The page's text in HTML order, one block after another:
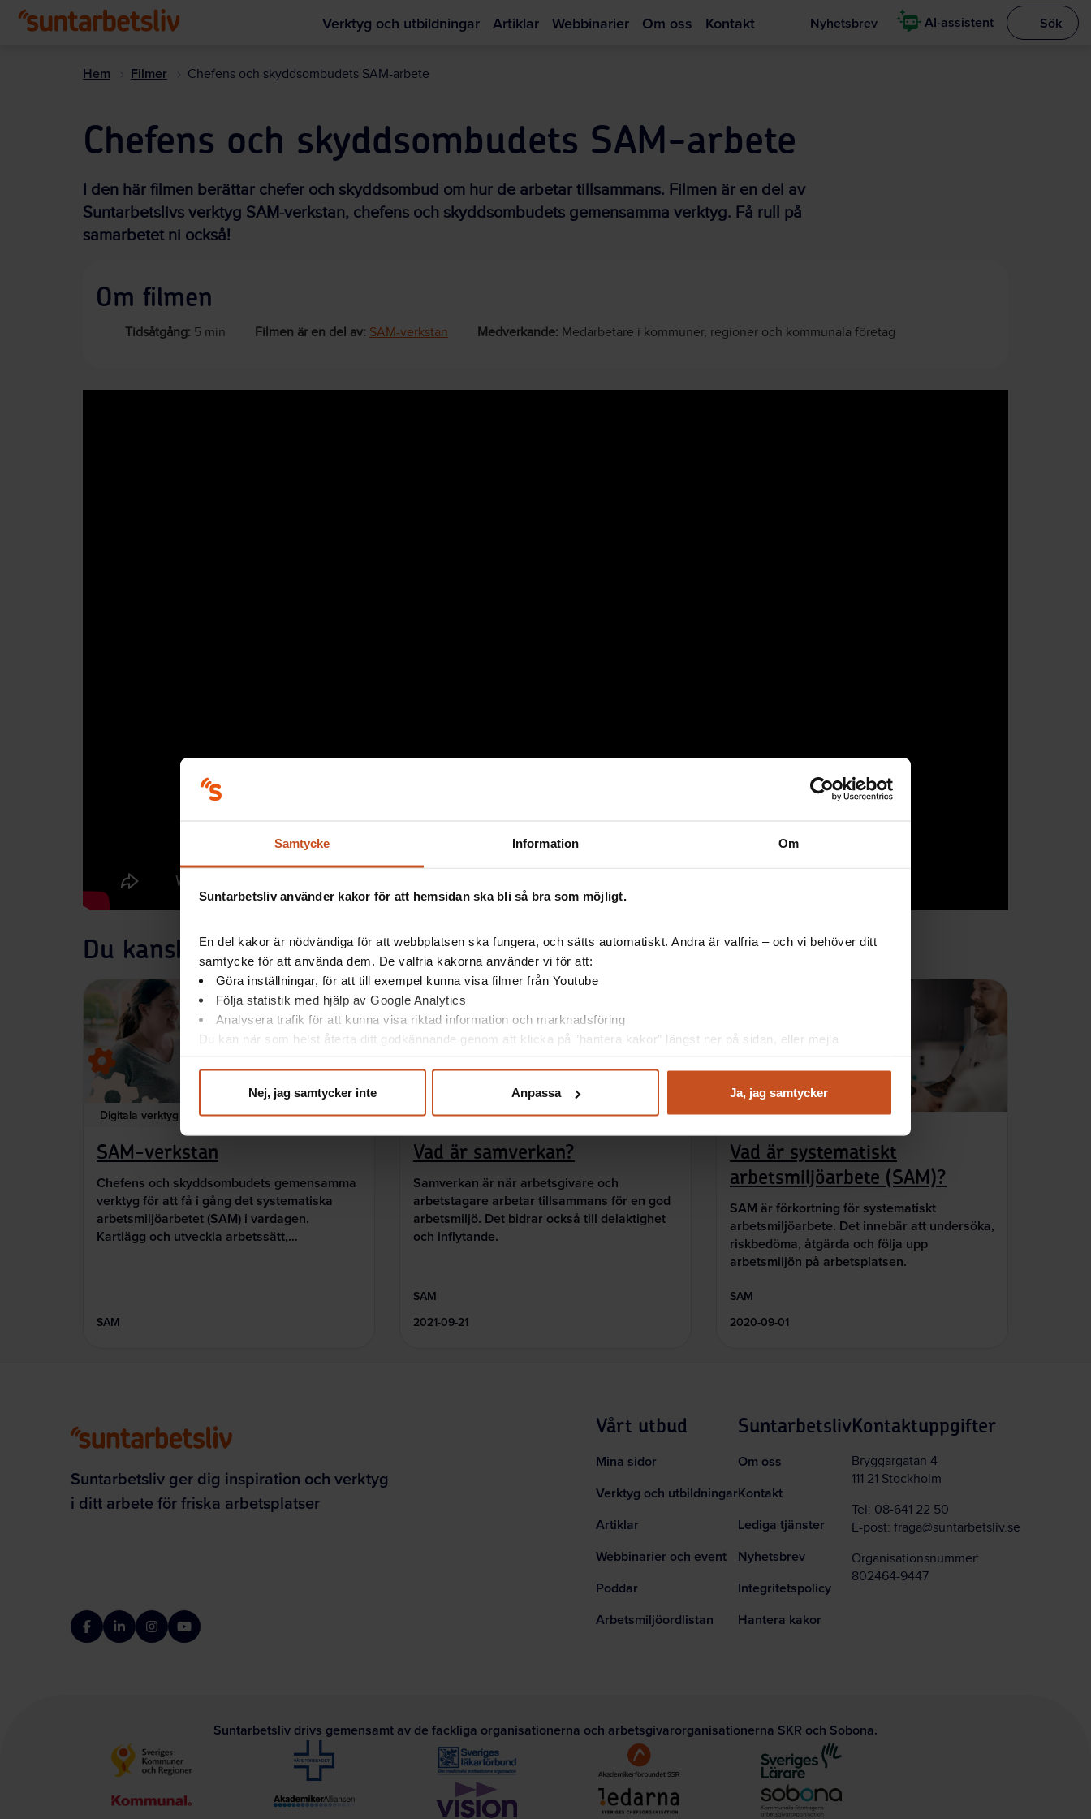
Samtycke Information Om
Suntarbetsliv använder kakor för att hemsidan ska bli så bra som möjligt.
En del kakor är nödvändiga för att webbplatsen ska fungera, och sätts automatiskt. Andra är valfria – och vi behöver ditt
samtycke för att använda dem. De valfria kakorna använder vi för att:
Göra inställningar, för att till exempel kunna visa filmer från Youtube
Följa statistik med hjälp av Google Analytics
Analysera trafik för att kunna visa riktad information och marknadsföring
Du kan när som helst återta ditt godkännande genom att klicka på ”hantera kakor” längst ner på sidan, eller mejla
Nej, jag samtycker inte Anpassa Ja, jag samtycker
Verktyg och utbildningar Artiklar Webbinarier Om oss Kontakt Nyhetsbrev AI-assistent Visa
Sök
Hem Filmer Chefens och skyddsombudets SAM-arbete
Chefens och skyddsombudets SAM-arbete
I den här filmen berättar chefer och skyddsombud om hur de arbetar tillsammans. Filmen är en del av
Suntarbetslivs verktyg SAM-verkstan, chefens och skyddsombudets gemensamma verktyg. Få rull på
samarbetet ni också!
Om filmen
Tidsåtgång: 5 min Filmen är en del av: SAM-verkstan Medverkande: Medarbetare i kommuner, regioner och kommunala företag
Du kanske också är intresserad av
Digitala verktyg
SAM-verkstan
Chefens och skyddsombudets gemensamma
verktyg för att få i gång det systematiska
arbetsmiljöarbetet (SAM) i vardagen.
Kartlägg och utveckla arbetssätt,…
SAM
Så gör andra
Vad är samverkan?
Samverkan är när arbetsgivare och
arbetstagare arbetar tillsammans för en god
arbetsmiljö. Det bidrar också till delaktighet
och inflytande.
SAM
2021-09-21
Så gör andra
Vad är systematiskt
arbetsmiljöarbete (SAM)?
SAM är förkortning för systematiskt
arbetsmiljöarbete. Det innebär att undersöka,
riskbedöma, åtgärda och följa upp
arbetsmiljön på arbetsplatsen.
SAM
2020-09-01
Suntarbetsliv ger dig inspiration och verktyg
i ditt arbete för friska arbetsplatser
FacebookLinkedInInstagramYouTube
Vårt utbud
Mina sidor
Verktyg och utbildningar
Artiklar
Webbinarier och event
Poddar
Arbetsmiljöordlistan
Suntarbetsliv
Om oss
Kontakt
Lediga tjänster
Nyhetsbrev
Integritetspolicy
Hantera kakor
Kontaktuppgifter
Bryggargatan 4
111 21 Stockholm
Tel: 08-641 22 50
E-post: fraga@suntarbetsliv.se
Organisationsnummer:
802464-9447
Suntarbetsliv drivs gemensamt av de fackliga organisationerna och arbetsgivarorganisationerna SKR och Sobona.